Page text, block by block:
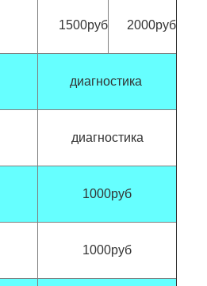
1500руб 2000руб
диагностика
диагностика
1000руб
1000руб